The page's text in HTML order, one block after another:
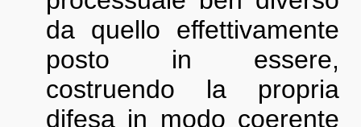
da quello effettivamente
posto in essere,
costruendo la propria
difesa in modo coerente